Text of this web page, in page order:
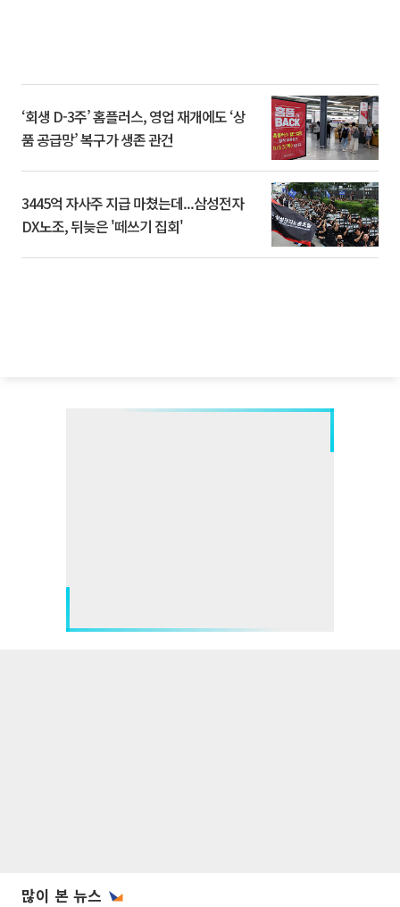
‘회생 D-3주’ 홈플러스, 영업 재개에도 ‘상
품 공급망’ 복구가 생존 관건
3445억 자사주 지급 마쳤는데...삼성전자
DX노조, 뒤늦은 '떼쓰기 집회'
많이 본 뉴스